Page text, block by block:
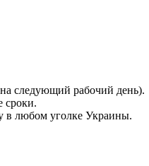
следующий рабочий день).
сроки.
в любом уголке Украины.